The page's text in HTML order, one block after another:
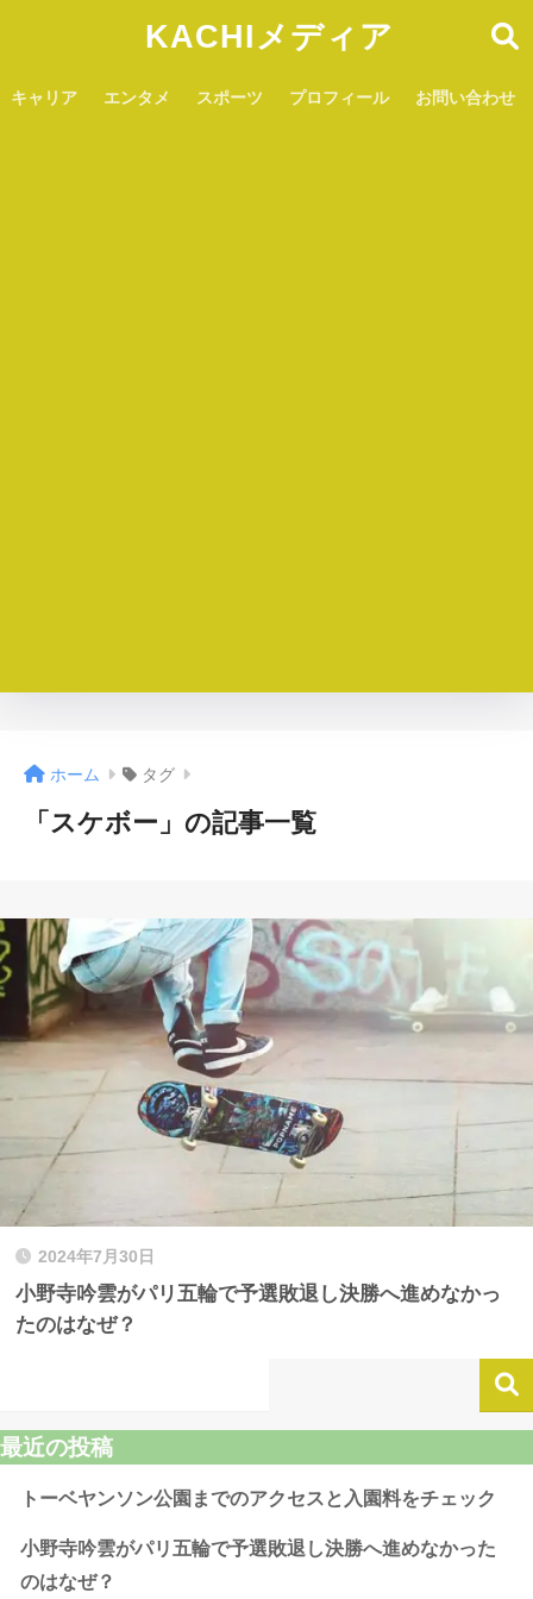
KACHIメディア
キャリア エンタメ スポーツ プロフィール お問い合わせ
ホーム タグ
「スケボー」の記事一覧
2024年7月30日
小野寺吟雲がパリ五輪で予選敗退し決勝へ進めなかっ
たのはなぜ？
最近の投稿
トーベヤンソン公園までのアクセスと入園料をチェック
小野寺吟雲がパリ五輪で予選敗退し決勝へ進めなかった
のはなぜ？